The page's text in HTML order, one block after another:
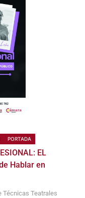
PORTADA
EL
Hablar en